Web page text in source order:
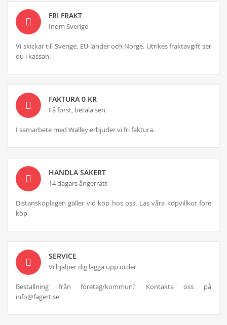
FRI FRAKT
Inom Sverige
Vi skickar till Sverige, EU-länder och Norge. Utrikes fraktavgift ser
du i kassan.
FAKTURA 0 KR
Få först, betala sen
I samarbete med Walley erbjuder vi fri faktura.
HANDLA SÄKERT
14 dagars ångerrätt
Distansköplagen gäller vid köp hos oss. Läs våra köpvillkor före
köp.
SERVICE
Vi hjälper dig lägga upp order
Beställning från företag/kommun? Kontakta oss på
info@fagert.se